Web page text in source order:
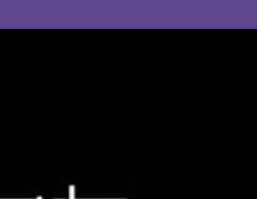
Share